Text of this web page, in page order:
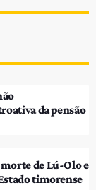
da pensão
de Lú-Olo e
timorense